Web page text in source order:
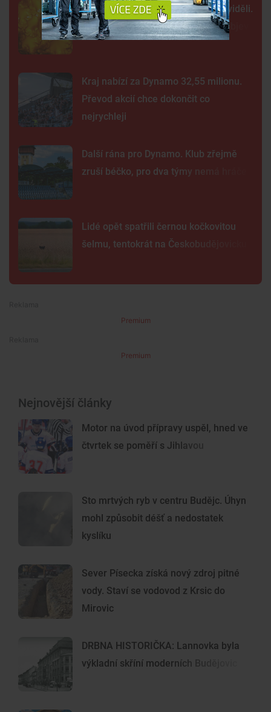
Tak detailně jsme Slunce ještě neviděli.
Nové snímky přinesly průlomový objev
Kraj nabízí za Dynamo 32,55 milionu.
Převod akcií chce dokončit co
nejrychleji
Další rána pro Dynamo. Klub zřejmě
zruší béčko, pro dva týmy nemá hráče
Lidé opět spatřili černou kočkovitou
šelmu, tentokrát na Českobudějovicku
Premium
Premium
Nejnovější články
Motor na úvod přípravy uspěl, hned ve
čtvrtek se poměří s Jihlavou
Sto mrtvých ryb v centru Budějc. Úhyn
mohl způsobit déšť a nedostatek
kyslíku
Sever Písecka získá nový zdroj pitné
vody. Staví se vodovod z Krsic do
Mirovic
DRBNA HISTORIČKA: Lannovka byla
výkladní skříní moderních Budějovic